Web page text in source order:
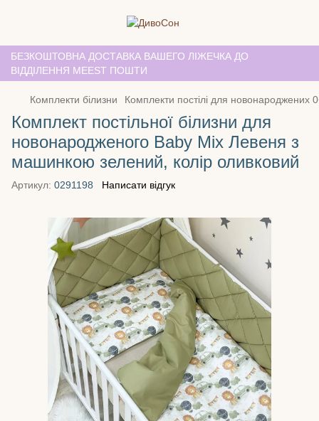
БЕЗКОШТОВНА ДОСТАВКА ВАШЕГО ЛІЖЕЧКА ДО
ВІДДІЛЕННЯ MEEST ПОШТИ
Комплекти білизни Комплекти постілі для новонароджених
Комплект постільної білизни для
новонародженого Baby Mix Левеня з
машинкою зелений, колір оливковий
Артикул: 0291198 Написати відгук